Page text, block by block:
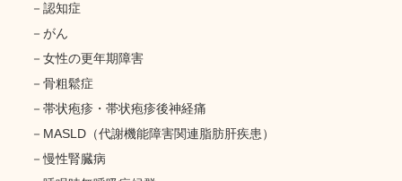
認知症
がん
女性の更年期障害
骨粗鬆症
帯状疱疹・帯状疱疹後神経痛
MASLD（代謝機能障害関連脂肪肝疾患）
慢性腎臓病